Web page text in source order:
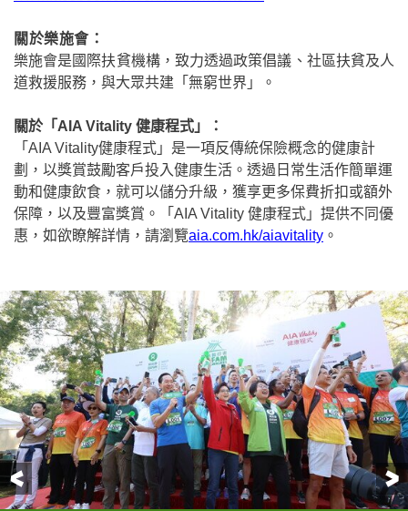
關於樂施會：
樂施會是國際扶貧機構，致力透過政策倡議、社區扶貧及人
道救援服務，與大眾共建「無窮世界」。
關於「 AIA Vitality 健康程式」：
「 AIA Vitality健康程式」是一項反傳統保險概念的健康計
劃，以獎賞鼓勵客戶投入健康生活。透過日常生活作簡單運
動和健康飲食，就可以儲分升級，獲享更多保費折扣或額外
保障，以及豐富獎賞。「 AIA Vitality 健康程式」提供不同優
惠，如欲瞭解詳情，請瀏覽aia.com.hk/aiavitality 。
前一頁